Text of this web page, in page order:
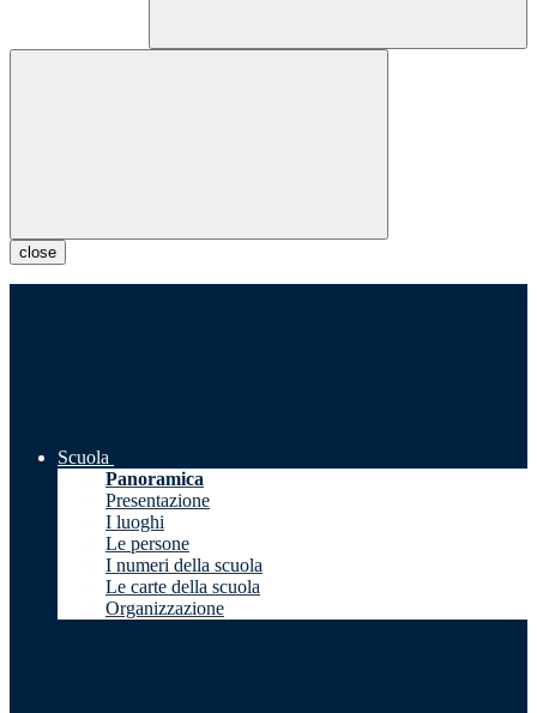
close
Scuola
Panoramica
Presentazione
I luoghi
Le persone
I numeri della scuola
Le carte della scuola
Organizzazione